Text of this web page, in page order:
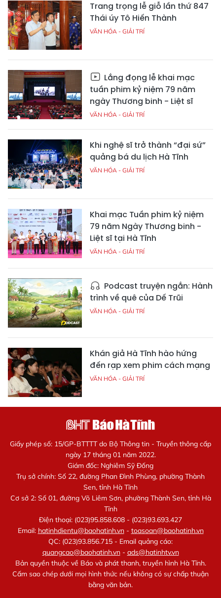
Trang trọng lễ giỗ lần thứ 847
Thái úy Tô Hiến Thành
VĂN HÓA - GIẢI TRÍ
Lắng đọng lễ khai mạc
tuần phim kỷ niệm 79 năm
ngày Thương binh - Liệt sĩ
VĂN HÓA - GIẢI TRÍ
Khi nghệ sĩ trở thành “đại sứ”
quảng bá du lịch Hà Tĩnh
VĂN HÓA - GIẢI TRÍ
Khai mạc Tuần phim kỷ niệm
79 năm Ngày Thương binh -
Liệt sĩ tại Hà Tĩnh
VĂN HÓA - GIẢI TRÍ
Podcast truyện ngắn: Hành
trình về quê của Dế Trũi
VĂN HÓA - GIẢI TRÍ
Khán giả Hà Tĩnh hào hứng
đến rạp xem phim cách mạng
VĂN HÓA - GIẢI TRÍ
Giấy phép số: 15/GP-BTTTT do Bộ Thông tin - Truyền thông cấp
ngày 17 tháng 01 năm 2022.
Giám đốc: Nghiêm Sỹ Đống
Trụ sở chính: Số 22, đường Phan Đình Phùng, phường Thành
Sen, tỉnh Hà Tĩnh
Cơ sở 2: Số 01, đường Võ Liêm Sơn, phường Thành Sen, tỉnh Hà
Tĩnh
Điện thoại: (023)95.858.608 - (023)93.693.427
Email: hatinhdientu@baohatinh.vn- toasoan@baohatinh.vn
QC: (023)93.856.715 - Email quảng cáo:
quangcao@baohatinh.vn- ads@hatinhtv.vn
Bản quyền thuộc về Báo và phát thanh, truyền hình Hà Tĩnh.
Cấm sao chép dưới mọi hình thức nếu không có sự chấp thuận
bằng văn bản.